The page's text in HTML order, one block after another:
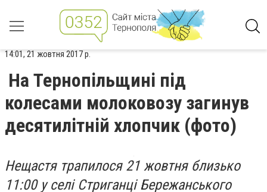
14:01, 21 жовтня 2017 р.
На Тернопільщині під
колесами молоковозу загинув
десятилітній хлопчик (фото)
Нещастя трапилося 21 жовтня близько
11:00 у селі Стриганці Бережанського